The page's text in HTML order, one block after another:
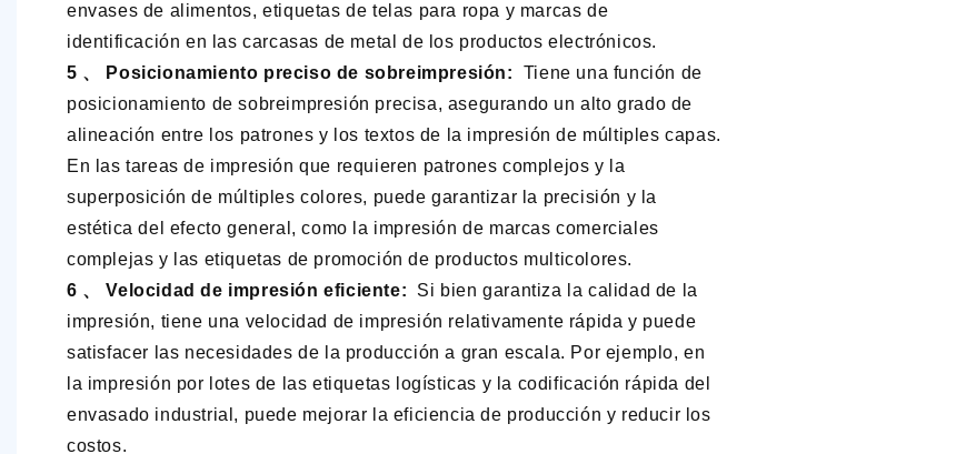
envases de alimentos, etiquetas de telas para ropa y marcas de
identificación en las carcasas de metal de los productos electrónicos.
5 、 Posicionamiento preciso de sobreimpresión:
Tiene una función de
posicionamiento de sobreimpresión precisa, asegurando un alto grado de
alineación entre los patrones y los textos de la impresión de múltiples capas.
En las tareas de impresión que requieren patrones complejos y la
superposición de múltiples colores, puede garantizar la precisión y la
estética del efecto general, como la impresión de marcas comerciales
complejas y las etiquetas de promoción de productos multicolores.
6 、 Velocidad de impresión eficiente:
Si bien garantiza la calidad de la
impresión, tiene una velocidad de impresión relativamente rápida y puede
satisfacer las necesidades de la producción a gran escala. Por ejemplo, en
la impresión por lotes de las etiquetas logísticas y la codificación rápida del
envasado industrial, puede mejorar la eficiencia de producción y reducir los
costos.